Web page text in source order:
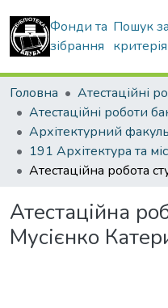
Фонди та
зібрання
Пошук за
Головна
Архітектурний
Атестаційна
Мусієнко